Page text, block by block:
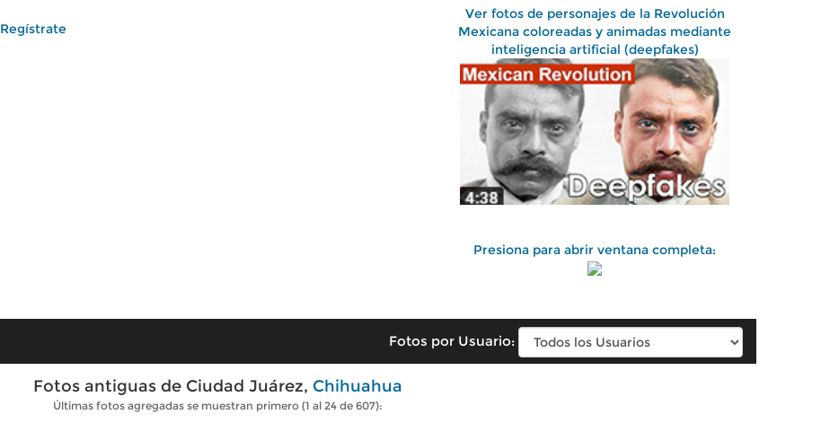
Regístrate
Ver fotos de personajes de la Revolución
Mexicana coloreadas y animadas mediante
inteligencia artificial (deepfakes)
Presiona para abrir ventana completa:
Fotos por Usuario:
Fotos antiguas de Ciudad Juárez, Chihuahua
Últimas fotos agregadas se muestran primero (1 al 24 de 607):